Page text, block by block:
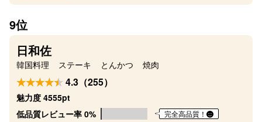
9位
日和佐
韓国料理 ステーキ とんかつ 焼肉
4.3（255）
魅力度 4555pt
低品質レビュー率 0%
完全高品質！